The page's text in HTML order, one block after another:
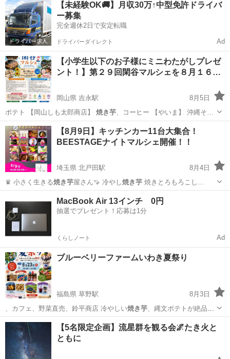
【未経験OK🚚】月収30万↑中型免許ドライバ
ー募集
完全週休2日で安定転職
ドライバーダイレクト Ad
【小学生以下のお子様にミニわたがしプレゼ
ント！】第２９回閑谷マルシェを８月１６…
岡山県 吉永駅
8月5日
ポテト 【岡山しも太郎商店】 焼き芋 、コーヒー 【やいま】 沖縄そ…
岡山 備前市 吉永駅 地域/お祭り めだか
【8月9日】キッチンカー11台大集合！
BEESTAGEナイトマルシェ開催！！
埼玉県 北戸田駅
8月4日
♛ 小さく生きる焼き芋 屋さん🍠 冷やし焼き芋焼きとろもろこし…
地域/お祭り キッチンカー
MacBook Air 13インチ 0円
抽選でプレゼント！応募は1分
くらしノート Ad
ブルーベリーファームいわき夏祭り
福島県 草野駅
8月3日
、カフェ、野菜直売、鈴平商店 冷やしい焼き芋、縄文ポテトが絶品🍠
ご来園お待ちして…
福島 いわき市 草野駅 地域/お祭り 夏祭り
【5名限定企画】流星群を観る会🌌たき火と
ともに